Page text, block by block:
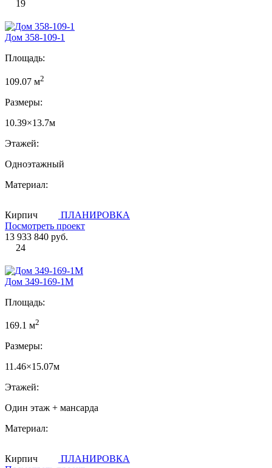
19
Дом 358-109-1
Площадь:
109.07 м2
Размеры:
10.39×13.7м
Этажей:
Одноэтажный
Материал:
Кирпич
ПЛАНИРОВКА
Посмотреть проект
13 933 840 руб.
24
Дом 349-169-1М
Площадь:
169.1 м2
Размеры:
11.46×15.07м
Этажей:
Один этаж + мансарда
Материал:
Кирпич
ПЛАНИРОВКА